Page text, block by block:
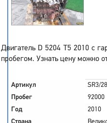
Двигатель D 5204 T5 2010 с
пробегом. Узнать цену можно
Артикул
SR3/
Пробег
92000
Год
2010